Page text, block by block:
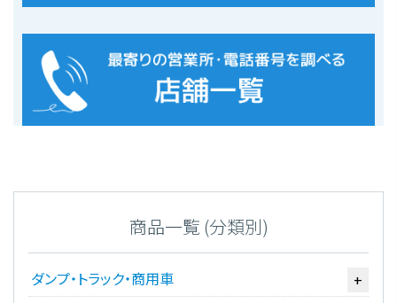
商品一覧 (分類別)
ダンプ・トラック・商用車 +